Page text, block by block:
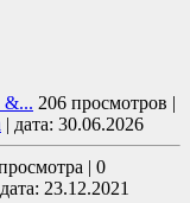
206 просмотров
дата: 30.06.2026
0
дата: 23.12.2021